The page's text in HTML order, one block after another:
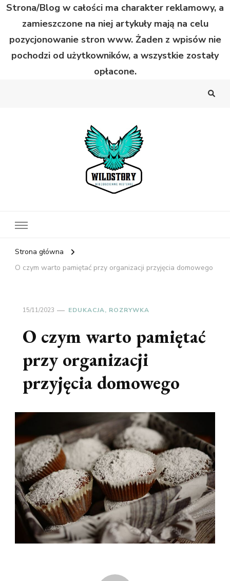
Strona/Blog w całości ma charakter reklamowy, a
zamieszczone na niej artykuły mają na celu
pozycjonowanie stron www. Żaden z wpisów nie
pochodzi od użytkowników, a wszystkie zostały
opłacone.
Strona główna
O czym warto pamiętać przy organizacji przyjęcia domowego
15/11/2023 EDUKACJA, ROZRYWKA
O czym warto pamiętać
przy organizacji
przyjęcia domowego